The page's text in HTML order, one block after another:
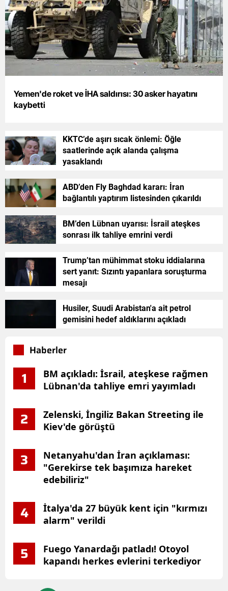
Batman
Şırnak
Bartın
Ardahan
Iğdır
Kilis
Düzce
Yemen'de roket ve İHA saldırısı: 30 asker hayatını
kaybetti
KKTC’de aşırı sıcak önlemi: Öğle
saatlerinde açık alanda çalışma
yasaklandı
ABD’den Fly Baghdad kararı: İran
bağlantılı yaptırım listesinden çıkarıldı
BM’den Lübnan uyarısı: İsrail ateşkes
sonrası ilk tahliye emrini verdi
Trump’tan mühimmat stoku iddialarına
sert yanıt: Sızıntı yapanlara soruşturma
mesajı
Husiler, Suudi Arabistan'a ait petrol
gemisini hedef aldıklarını açıkladı
Haberler
1
BM açıkladı: İsrail, ateşkese rağmen
Lübnan'da tahliye emri yayımladı
2
Zelenski, İngiliz Bakan Streeting ile
Kiev'de görüştü
3
Netanyahu'dan İran açıklaması:
"Gerekirse tek başımıza hareket
edebiliriz"
4
İtalya'da 27 büyük kent için "kırmızı
alarm" verildi
5
Fuego Yanardağı patladı! Otoyol
kapandı herkes evlerini terkediyor